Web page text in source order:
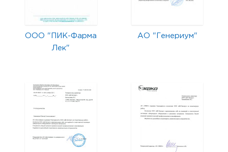
ООО "ПИК-Фарма
Лек"
АО "Генериум"